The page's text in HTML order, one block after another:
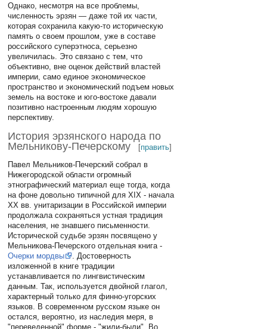
Однако, несмотря на все проблемы,
численность эрзян — даже той их части,
которая сохранила какую-то историческую
память о своем прошлом, уже в составе
российского суперэтноса, серьезно
увеличилась. Это связано с тем, что
объективно, вне оценок действий властей
империи, само единое экономическое
пространство и экономический подъем новых
земель на востоке и юго-востоке давали
позитивно настроенным людям хорошую
перспективу.
История эрзянского народа по
Мельникову-Печерскому
[править]
Павел Мельников-Печерский собрал в
Нижегородской области огромный
этнографический материал еще тогда, когда
на фоне довольно типичной для XIX - начала
XX вв. унитаризации в Российской империи
продолжала сохраняться устная традиция
населения, не знавшего письменности.
Исторической судьбе эрзян посвящено у
Мельникова-Печерского отдельная книга -
Очерки мордвы
. Достоверность
изложенной в книге традиции
устанавливается по лингвистическим
данным. Так, используется двойной глагол,
характерный только для финно-угорских
языков. В современном русском языке он
остался, вероятно, из наследия меря, в
"переведенной" форме - "жили-были". Во